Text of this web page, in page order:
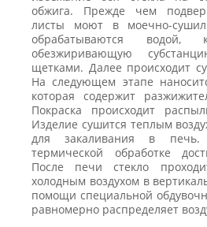
обжига. Прежде чем
листы моют в моечно-
обрабатываются водой,
обезжиривающую
щетками. Далее происходит
На следующем этапе
которая содержит
Покраска происходит
Изделие сушится теплым
для закаливания в печь.
термической обработке
После печи стекло
холодным воздухом в
помощи специальной
равномерно распределяет